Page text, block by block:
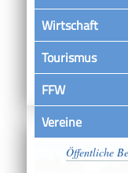
Wirtschaft
Tourismus
FFW
VereineSatzungen
Öffentliche